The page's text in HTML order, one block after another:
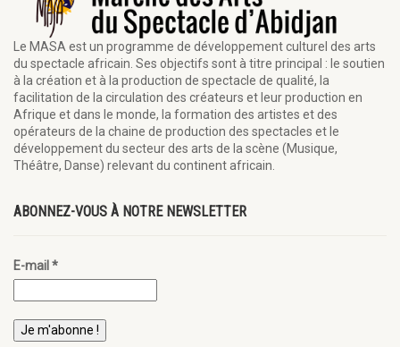
Le MASA est un programme de développement culturel des arts
du spectacle africain. Ses objectifs sont à titre principal : le soutien
à la création et à la production de spectacle de qualité, la
facilitation de la circulation des créateurs et leur production en
Afrique et dans le monde, la formation des artistes et des
opérateurs de la chaine de production des spectacles et le
développement du secteur des arts de la scène (Musique,
Théâtre, Danse) relevant du continent africain.
ABONNEZ-VOUS À NOTRE NEWSLETTER
E-mail *